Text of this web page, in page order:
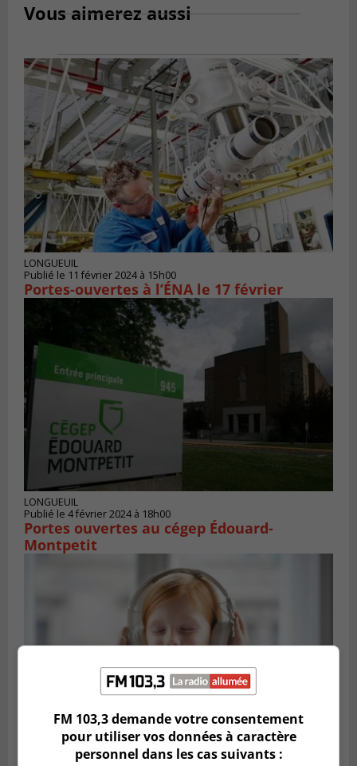
Vous aimerez aussi
LONGUEUIL
Publié le 11 février 2024 à 15h00
Portes-ouvertes à l’ÉNA le 17 février
LONGUEUIL
Publié le 4 février 2024 à 18h00
Portes ouvertes au cégep Édouard-
Montpetit
Publié le 3 février 2024 à 11h00
FM 103,3 demande votre consentement
pour utiliser vos données à caractère
personnel dans les cas suivants :